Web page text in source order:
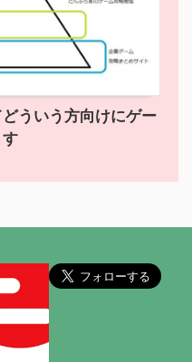
ういう方向けにゲー